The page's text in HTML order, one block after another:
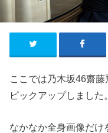
ここでは乃木坂46齋
ピックアップしました。
なかなか全身画像だけ